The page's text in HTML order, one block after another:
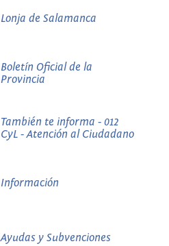
Lonja de Salamanca
Boletín Oficial de la
Provincia
También te informa - 012
CyL - Atención al Ciudadano
Información
Ayudas y Subvenciones